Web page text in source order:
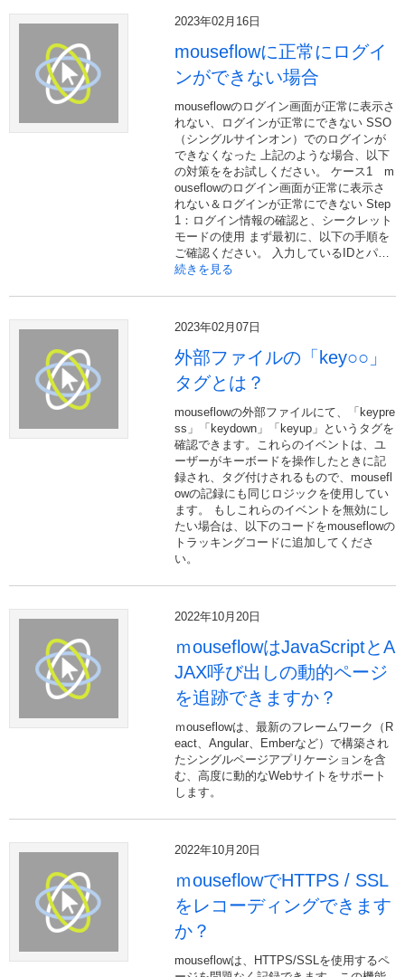
2023年02月16日
mouseflowに正常にログイ
ンができない場合
mouseflowのログイン画面が正常に表示さ
れない、ログインが正常にできない SSO
（シングルサインオン）でのログインが
できなくなった 上記のような場合、以下
の対策ををお試しください。 ケース1 m
ouseflowのログイン画面が正常に表示さ
れない＆ログインが正常にできない Step
1：ログイン情報の確認と、シークレット
モードの使用 まず最初に、以下の手順を
ご確認ください。 入力しているIDとパ…
続きを見る
2023年02月07日
外部ファイルの「key○○」
タグとは？
mouseflowの外部ファイルにて、「keypre
ss」「keydown」「keyup」というタグを
確認できます。これらのイベントは、ユ
ーザーがキーボードを操作したときに記
録され、タグ付けされるもので、mousefl
owの記録にも同じロジックを使用してい
ます。 もしこれらのイベントを無効にし
たい場合は、以下のコードをmouseflowの
トラッキングコードに追加してくださ
い。
2022年10月20日
ｍouseflowはJavaScriptとA
JAX呼び出しの動的ページ
を追跡できますか？
ｍouseflowは、最新のフレームワーク（R
eact、Angular、Emberなど）で構築され
たシングルページアプリケーションを含
む、高度に動的なWebサイトをサポート
します。
2022年10月20日
ｍouseflowでHTTPS / SSL
をレコーディングできます
か？
mouseflowは、HTTPS/SSLを使用するペ